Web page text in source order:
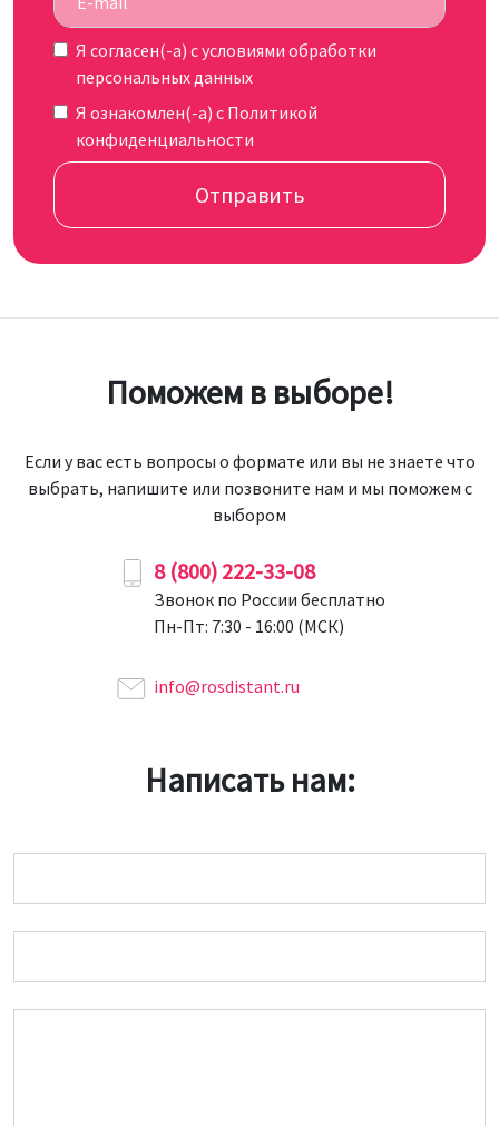
Я согласен(-а) cусловиями обработки
персональных данных
Я ознакомлен(-а) с Политикой
конфиденциальности
Отправить
Поможем в выборе!
Если у вас есть вопросы о формате или вы не знаете что
выбрать, напишите или позвоните нам и мы поможем с
выбором
8 (800) 222-33-08
Звонок по России бесплатно
Пн-Пт: 7:30 - 16:00 (МСК)
info@rosdistant.ru
Написать нам: